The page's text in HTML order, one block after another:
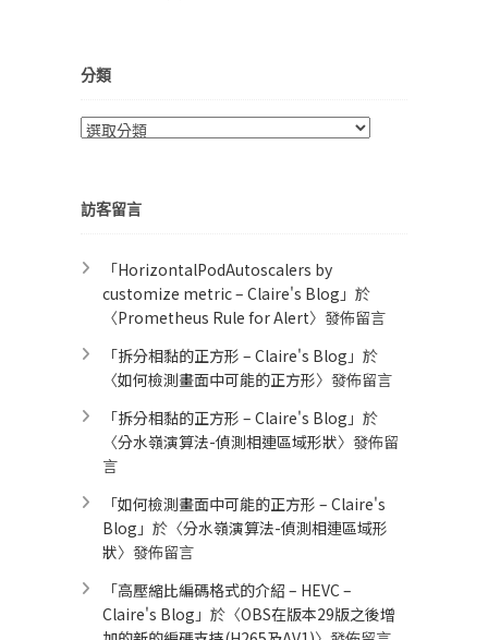
分類
分
訪客留言
「HorizontalPodAutoscalers by
customize metric – Claire's Blog 」於
〈Prometheus Rule for Alert​〉發佈留言
「拆分相黏的正方形 – Claire's Blog 」於
〈如何檢測畫面中可能的正方形〉發佈留言
「拆分相黏的正方形 – Claire's Blog 」於
〈分水嶺演算法-偵測相連區域形狀〉發佈留
言
「如何檢測畫面中可能的正方形 – Claire's
Blog 」於〈分水嶺演算法-偵測相連區域形
狀〉發佈留言
「高壓縮比編碼格式的介紹 – HEVC –
Claire's Blog 」於〈OBS在版本29版之後增